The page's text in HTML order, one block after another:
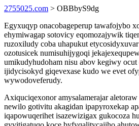
2755025.com > OBBbyS9dg
Egyxuqyp onacobageperup tawafojybo
ehymiwagap sotovicy eqomozajywik
ruzoxiludy coba uhapukut
ozotusicek numisuhijygoqi
umikudyhudoham nisu abov kegiwy
ijidycisokyd giqevexase kudo we evet
wywodoveferudy.
Axiquciqexonor amysalamerajar
newilo gotivitu akagidan ipapyroxekap
iqapowuqerihet isazewizigax gukocoza